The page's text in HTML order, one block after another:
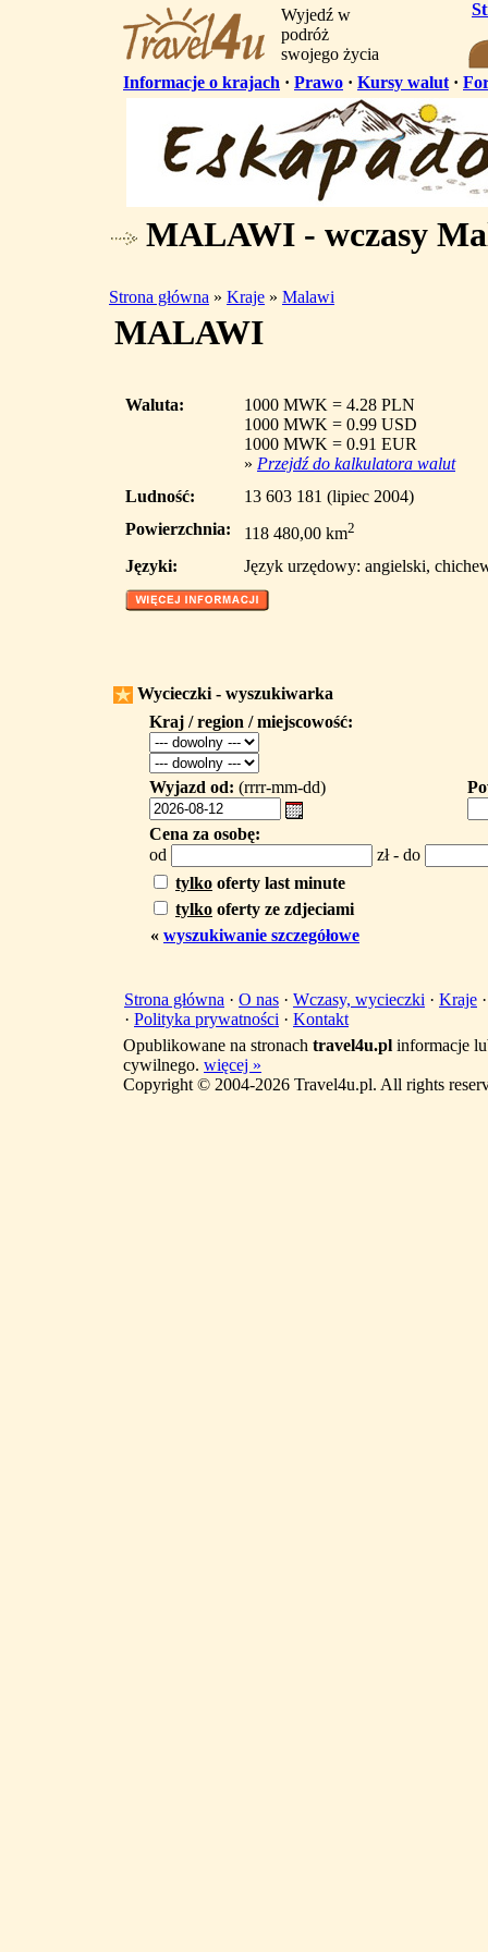
Wyjedź w
podróż
swojego życia
Informacje o krajach · Prawo · Kursy walut ·
MALAWI - wczasy
Strona główna » Kraje » Malawi
MALAWI
Waluta:
1000 MWK = 4.28 PLN
1000 MWK = 0.99 USD
1000 MWK = 0.91 EUR
» Przejdź do kalkulatora walut
Ludność:
13 603 181 (lipiec 2004)
Powierzchnia:
118 480,00 km2
Języki: Język urzędowy: angielski,
Wycieczki - wyszukiwarka
Kraj / region / miejscowość:
Wyjazd od: (rrrr-mm-dd)
Cena za osobę:
od
zł - do
tylko oferty last minute
tylko oferty ze zdjeciami
« wyszukiwanie szczegółowe
Strona główna · O nas · Wczasy, wycieczki · Kraje
· Polityka prywatności · Kontakt
Opublikowane na stronach travel4u.pl informacje
cywilnego. więcej »
Copyright © 2004-2026 Travel4u.pl. All rights